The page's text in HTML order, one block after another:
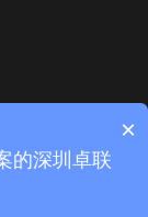
×
的深圳卓联